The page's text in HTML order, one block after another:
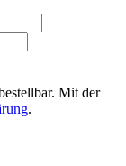
Mit der
.